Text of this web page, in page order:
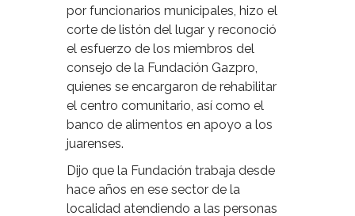
por funcionarios municipales, hizo el
corte de listón del lugar y reconoció
el esfuerzo de los miembros del
consejo de la Fundación Gazpro,
quienes se encargaron de rehabilitar
el centro comunitario, así como el
banco de alimentos en apoyo a los
juarenses.
Dijo que la Fundación trabaja desde
hace años en ese sector de la
localidad atendiendo a las personas